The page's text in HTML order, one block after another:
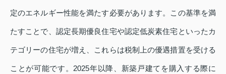
定のエネルギー性能を満たす必要があります。この基準を満
たすことで、認定長期優良住宅や認定低炭素住宅といったカ
テゴリーの住宅が増え、これらは税制上の優遇措置を受ける
ことが可能です。2025年以降、新築戸建てを購入する際に